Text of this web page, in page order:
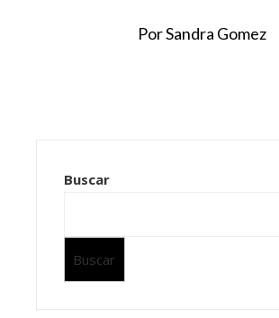
Por Sandra Gomez
Buscar
Buscar